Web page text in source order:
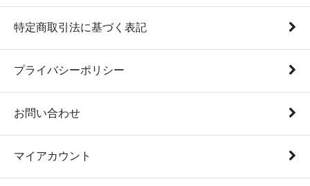
特定商取引法に基づく表記
プライバシーポリシー
お問い合わせ
マイアカウント